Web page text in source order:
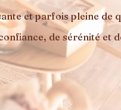
et parfois pleine de
de sérénité et